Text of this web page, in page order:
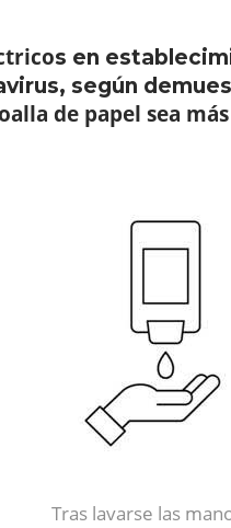
s en
según
de papel sea
Tras lavarse las